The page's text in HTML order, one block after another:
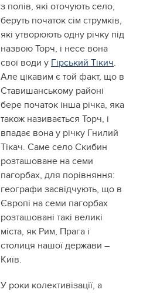
з полів, які оточують село,
беруть початок сім струмків,
які утворюють одну річку під
назвою Торч, і несе вона
свої води у Гірський Тікич.
Але цікавим є той факт, що в
Ставишанському районі
бере початок інша річка, яка
також називається Торч, і
впадає вона у річку Гнилий
Тікач. Саме село Скибин
розташоване на семи
пагорбах, для порівняння:
географи засвідчують, що в
Європі на семи пагорбах
розташовані такі великі
міста, як Рим, Прага і
столиця нашої держави –
Київ.
У роки колективізації, а